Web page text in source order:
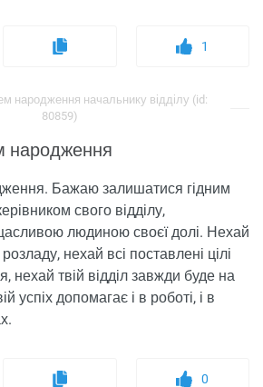
1
​​народження начальнику відділу (id:
80859)
​​народження
Бажаю залишатися гідним
свого відділу,
людиною своєї долі. Нехай
нехай всі поставлені цілі
нехай твій відділ завжди буде на
успіх допомагає і в роботі, і в
0